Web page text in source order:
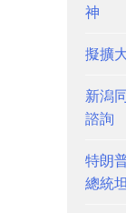
神
擬擴
新潟
諮詢
特朗
總統